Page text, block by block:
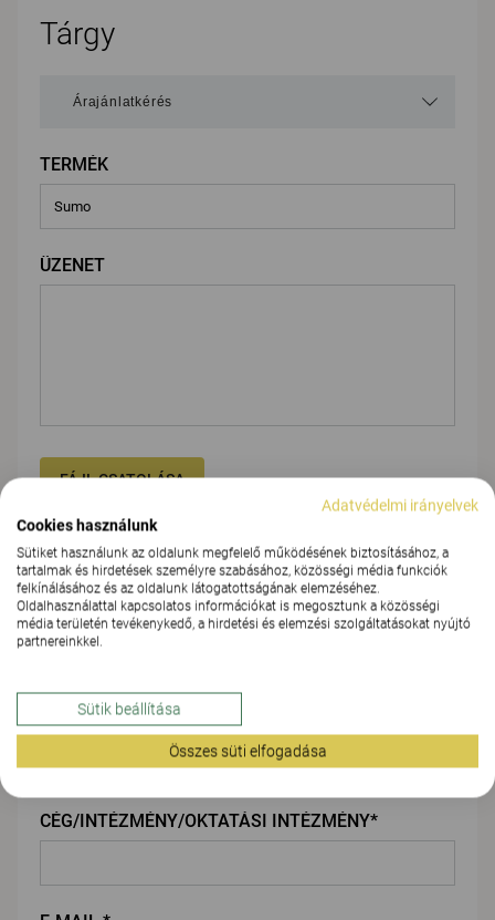
Tárgy
TERMÉK
ÜZENET
FÁJL CSATOLÁSA
Adja meg adatait
KERESZTNÉV*
VEZETÉKNÉV*
CÉG/INTÉZMÉNY/OKTATÁSI INTÉZMÉNY*
Adatvédelmi irányelvek
Cookies használunk
Sütiket használunk az oldalunk megfelelő működésének biztosításához, a
tartalmak és hirdetések személyre szabásához, közösségi média funkciók
felkínálásához és az oldalunk látogatottságának elemzéséhez.
Oldalhasználattal kapcsolatos információkat is megosztunk a közösségi
média területén tevékenykedő, a hirdetési és elemzési szolgáltatásokat nyújtó
partnereinkkel.
Sütik beállítása
Összes süti elfogadása